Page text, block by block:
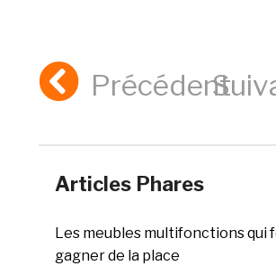
Précédent
Articles Phares
Les meubles multifonctions qui
gagner de la place